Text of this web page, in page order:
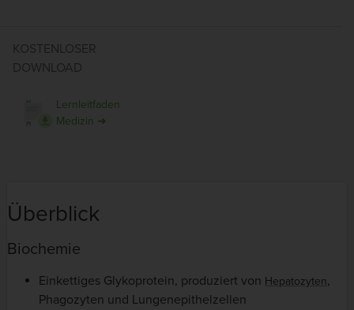
KOSTENLOSER
DOWNLOAD
Lernleitfaden
Medizin ➜
Überblick
Biochemie
Einkettiges Glykoprotein, produziert von Hepatozyten,
Phagozyten und Lungenepithelzellen